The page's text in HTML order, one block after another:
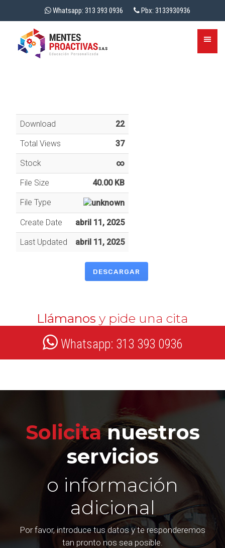
Whatsapp: 313 393 0936 Pbx: 3133930936
Download 22
Total Views 37
Stock ∞
File Size 40.00 KB
File Type
Create Date abril 11, 2025
Last Updated abril 11, 2025
DESCARGAR
Llámanos y pide una cita
Whatsapp: 313 393 0936
Solicitanuestros
servicios
o información
adicional
Por favor, introduce tus datos y te responderemos
tan pronto nos sea posible.